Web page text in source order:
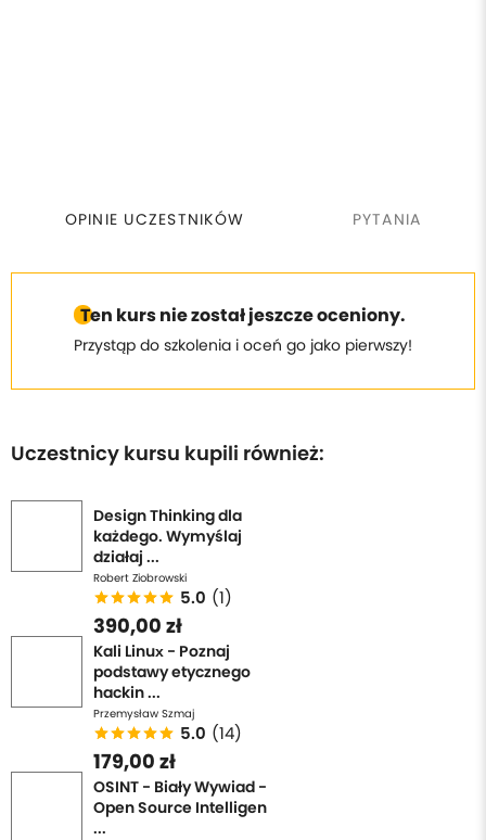
OPINIE UCZESTNIKÓW PYTANIA
Ten kurs nie został jeszcze oceniony.
Przystąp do szkolenia i oceń go jako pierwszy!
Uczestnicy kursu kupili również:
Design Thinking dla
każdego. Wymyślaj
działaj ...
Robert Ziobrowski
5.0 (1)
390,00 zł
Kali Linux - Poznaj
podstawy etycznego
hackin ...
Przemysław Szmaj
5.0 (14)
179,00 zł
OSINT - Biały Wywiad -
Open Source Intelligen
...